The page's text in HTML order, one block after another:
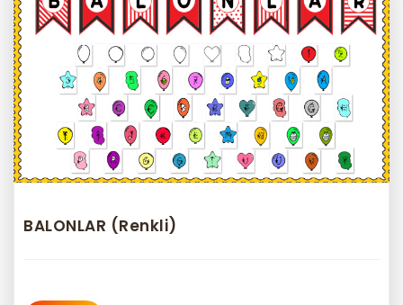
BALONLAR (Renkli)